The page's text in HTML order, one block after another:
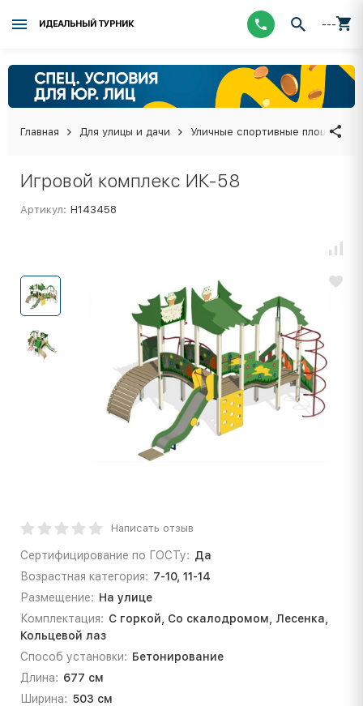
ИДЕАЛЬНЫЙ ТУРНИК ---
Главная Для улицы и дачи Уличные спортивные площадки
Игровой комплекс ИК-58
Артикул: Н143458
Написать отзыв
Сертифицирование по ГОСТу: Да
Возрастная категория: 7-10, 11-14
Размещение: На улице
Комплектация: С горкой, Со скалодромом, Лесенка,
Кольцевой лаз
Способ установки: Бетонирование
Длина: 677 см
Ширина: 503 см